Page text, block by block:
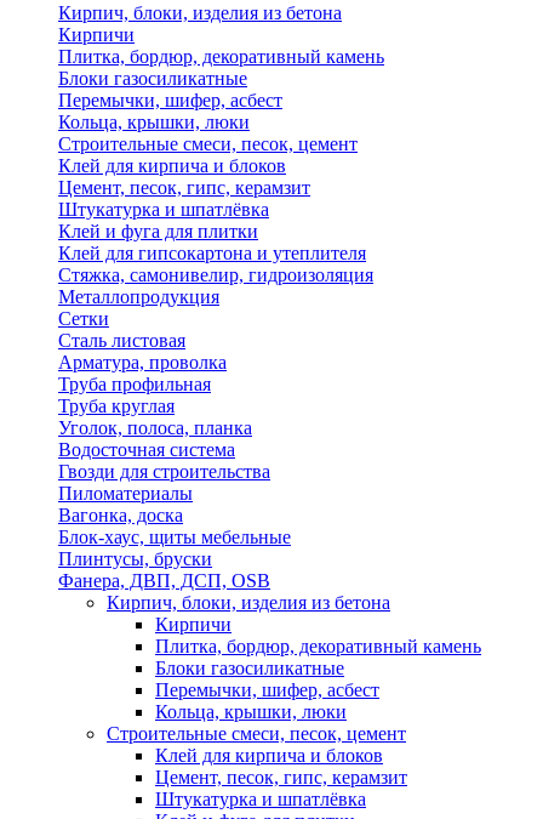
Кирпич, блоки, изделия из бетона
Кирпичи
Плитка, бордюр, декоративный камень
Блоки газосиликатные
Перемычки, шифер, асбест
Кольца, крышки, люки
Строительные смеси, песок, цемент
Клей для кирпича и блоков
Цемент, песок, гипс, керамзит
Штукатурка и шпатлёвка
Клей и фуга для плитки
Клей для гипсокартона и утеплителя
Стяжка, самонивелир, гидроизоляция
Металлопродукция
Сетки
Сталь листовая
Арматура, проволка
Труба профильная
Труба круглая
Уголок, полоса, планка
Водосточная система
Гвозди для строительства
Пиломатериалы
Вагонка, доска
Блок-хаус, щиты мебельные
Плинтусы, бруски
Фанера, ДВП, ДСП, OSB
Кирпич, блоки, изделия из бетона
Кирпичи
Плитка, бордюр, декоративный камень
Блоки газосиликатные
Перемычки, шифер, асбест
Кольца, крышки, люки
Строительные смеси, песок, цемент
Клей для кирпича и блоков
Цемент, песок, гипс, керамзит
Штукатурка и шпатлёвка